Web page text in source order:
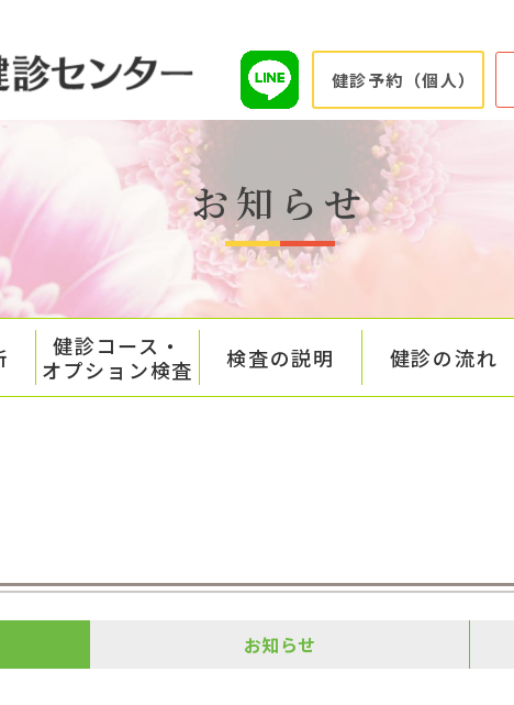
健診予約（個人）
お知らせ
健診コース・
オプション検査
検査の説明 健診の流れ
お知らせ